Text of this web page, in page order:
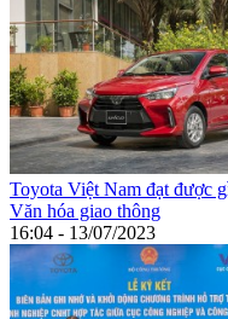
Toyota Việt Nam đạt được
Văn hóa giao thông
16:04 - 13/07/2023